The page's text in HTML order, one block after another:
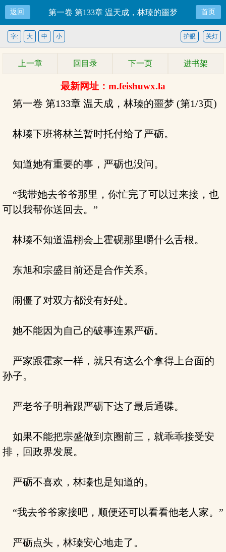
返回 第一卷 第133章 温天成，林瑧的噩梦 首页
关灯
护眼
字: 大 中 小
上一章 回目录 下一页 进书架
最新网址：m.feishuwx.la
第一卷 第133章 温天成，林瑧的噩梦 (第1/3页)
林瑧下班将林兰暂时托付给了严砺。
知道她有重要的事，严砺也没问。
“我带她去爷爷那里，你忙完了可以过来接，也
可以我帮你送回去。”
林瑧不知道温栩会上霍砚那里嚼什么舌根。
东旭和宗盛目前还是合作关系。
闹僵了对双方都没有好处。
她不能因为自己的破事连累严砺。
严家跟霍家一样，就只有这么个拿得上台面的
孙子。
严老爷子明着跟严砺下达了最后通碟。
如果不能把宗盛做到京圈前三，就乖乖接受安
排，回政界发展。
严砺不喜欢，林瑧也是知道的。
“我去爷爷家接吧，顺便还可以看看他老人家。”
严砺点头，林瑧安心地走了。